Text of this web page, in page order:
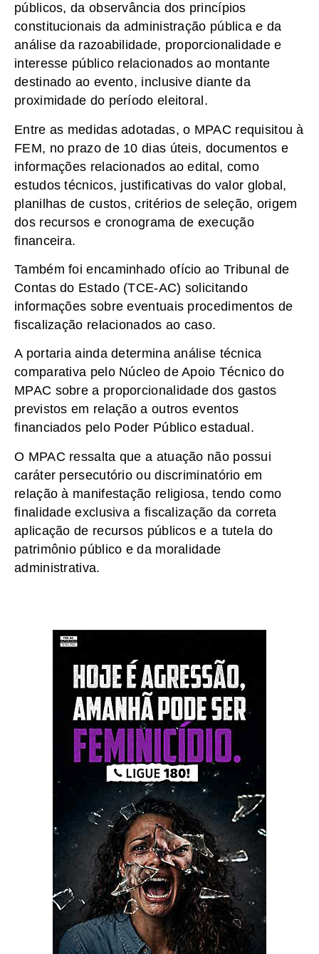
públicos, da observância dos princípios
constitucionais da administração pública e da
análise da razoabilidade, proporcionalidade e
interesse público relacionados ao montante
destinado ao evento, inclusive diante da
proximidade do período eleitoral.
Entre as medidas adotadas, o MPAC requisitou à
FEM, no prazo de 10 dias úteis, documentos e
informações relacionados ao edital, como
estudos técnicos, justificativas do valor global,
planilhas de custos, critérios de seleção, origem
dos recursos e cronograma de execução
financeira.
Também foi encaminhado ofício ao Tribunal de
Contas do Estado (TCE-AC) solicitando
informações sobre eventuais procedimentos de
fiscalização relacionados ao caso.
A portaria ainda determina análise técnica
comparativa pelo Núcleo de Apoio Técnico do
MPAC sobre a proporcionalidade dos gastos
previstos em relação a outros eventos
financiados pelo Poder Público estadual.
O MPAC ressalta que a atuação não possui
caráter persecutório ou discriminatório em
relação à manifestação religiosa, tendo como
finalidade exclusiva a fiscalização da correta
aplicação de recursos públicos e a tutela do
patrimônio público e da moralidade
administrativa.